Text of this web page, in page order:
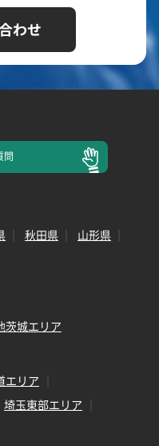
わせ
問
秋田県
山形県
茨城エリア
エリア
埼玉東部エリア